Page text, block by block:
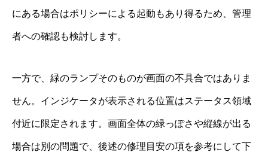
にある場合はポリシーによる起動もあり得るため、管理
者への確認も検討します。
一方で、緑のランプそのものが画面の不具合ではありま
せん。インジケータが表示される位置はステータス領域
付近に限定されます。画面全体の緑っぽさや縦線が出る
場合は別の問題で、後述の修理目安の項を参考にして下